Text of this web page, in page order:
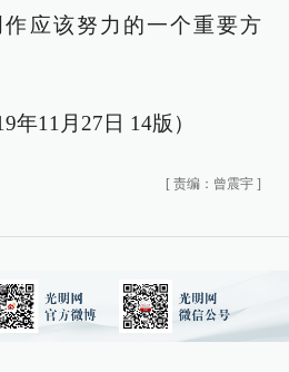
应该努力的一个重要方
年11月27日 14版）
[ 责编：曾震宇 ]